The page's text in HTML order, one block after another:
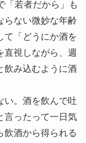
「若者だから」も
らない微妙な年齢
て「どうにか酒を
直視しながら、週
飲み込むように酒
。酒を飲んで吐
言ったって一日気
飲酒から得られる